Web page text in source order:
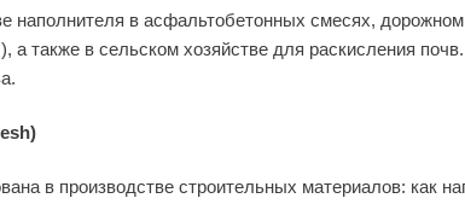
наполнителя в асфальтобетонных смесях,
также в сельском хозяйстве для раскисления
в производстве строительных материалов: как